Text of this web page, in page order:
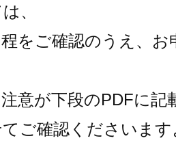
、
をご確認のうえ、
意が下段のPDFに記
ご確認くださいま